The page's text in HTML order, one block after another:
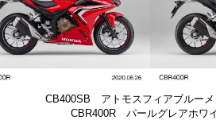
CB400SB アトモスフィアブルーメ
CBR400R パールグレアホワ